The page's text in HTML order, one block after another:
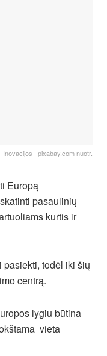
Inovacijos | pixabay.com nuotr.
Europą
pasaulinių
kurtis ir
todėl iki šių
centrą.
lygiu būtina
vieta